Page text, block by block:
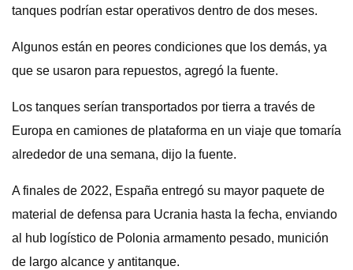
tanques podrían estar operativos dentro de dos meses.
Algunos están en peores condiciones que los demás, ya
que se usaron para repuestos, agregó la fuente.
Los tanques serían transportados por tierra a través de
Europa en camiones de plataforma en un viaje que tomaría
alrededor de una semana, dijo la fuente.
A finales de 2022, España entregó su mayor paquete de
material de defensa para Ucrania hasta la fecha, enviando
al hub logístico de Polonia armamento pesado, munición
de largo alcance y antitanque.